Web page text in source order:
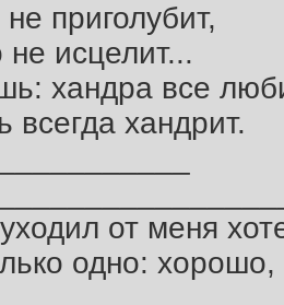
приголубит,
не исцелит...
хандра все
всегда хандрит.
от меня
одно: